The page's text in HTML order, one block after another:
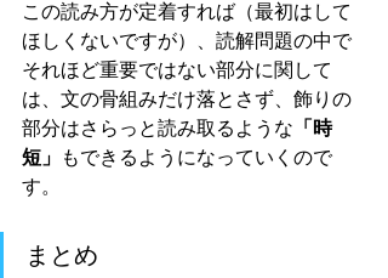
この読み方が定着すれば（最初はして
ほしくないですが）、読解問題の中で
それほど重要ではない部分に関して
は、文の骨組みだけ落とさず、飾りの
部分はさらっと読み取るような 「時
短」 もできるようになっていくので
す。
まとめ